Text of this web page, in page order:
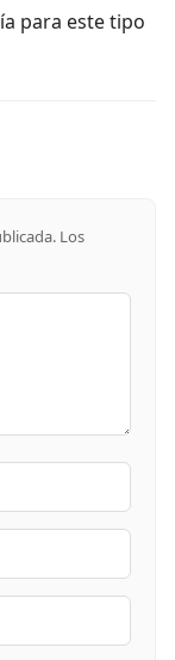
para este tipo
Los